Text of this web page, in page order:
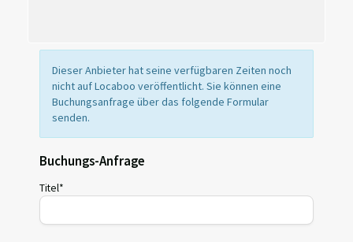
Dieser Anbieter hat seine verfügbaren Zeiten noch
nicht auf Locaboo veröffentlicht. Sie können eine
Buchungsanfrage über das folgende Formular
senden.
Buchungs-Anfrage
Titel*